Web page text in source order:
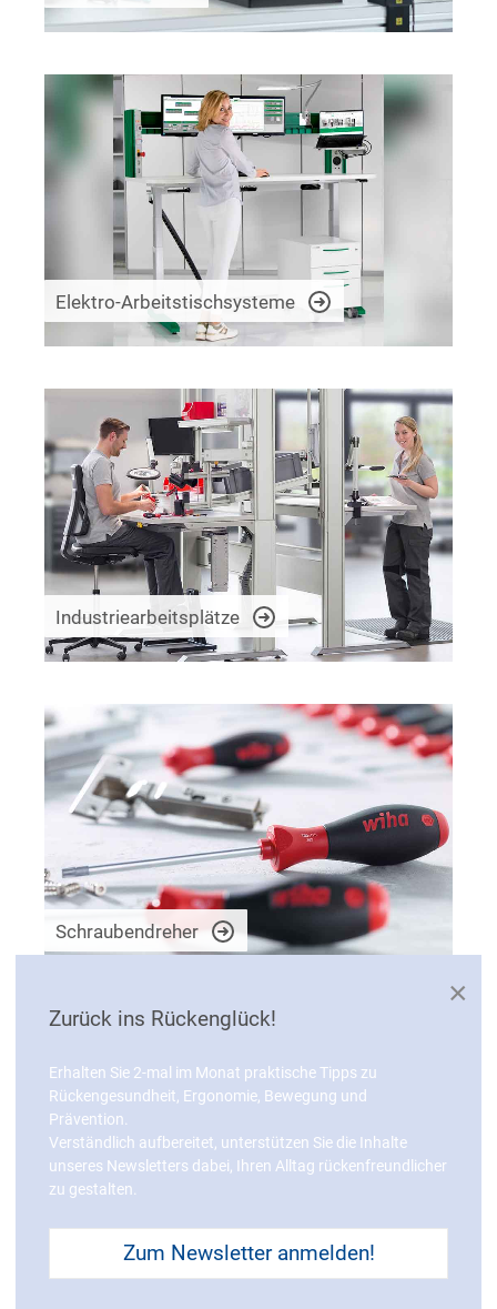
Elektro-Arbeitstischsysteme
Industriearbeitsplätze
Schraubendreher
Schraubendreher elektrisch
×
Zurück ins Rückenglück!
Erhalten Sie 2-mal im Monat praktische Tipps zu
Rückengesundheit, Ergonomie, Bewegung und
Prävention.
Verständlich aufbereitet, unterstützen Sie die Inhalte
unseres Newsletters dabei, Ihren Alltag rückenfreundlicher
zu gestalten.
Zum Newsletter anmelden!